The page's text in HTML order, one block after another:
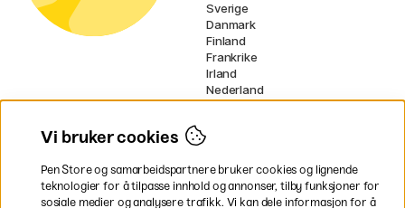
Sverige
Danmark
Finland
Frankrike
Irland
Nederland
Tyskland
* Spesifikkefraktvilkårgjelder for
voluminøse varer.
Vi bruker cookies
Pen Store og samarbeidspartnere bruker cookies og lignende
teknologier for å tilpasse innhold og annonser, tilby funksjoner for
sosiale medier og analysere trafikk. Vi kan dele informasjon for å